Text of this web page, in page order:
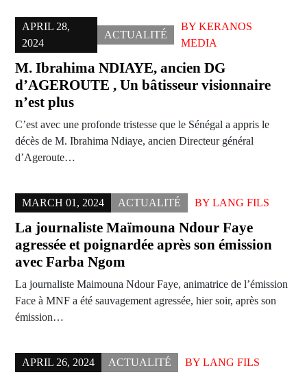
APRIL 28,
2024
ACTUALITÉ
BYKERANOS
MEDIA
M. Ibrahima NDIAYE, ancien DG
d’AGEROUTE , Un bâtisseur visionnaire
n’est plus
C’est avec une profonde tristesse que le Sénégal a appris le
décès de M. Ibrahima Ndiaye, ancien Directeur général
d’Ageroute…
MARCH 01, 2024 ACTUALITÉ BY LANG FILS
La journaliste Maïmouna Ndour Faye
agressée et poignardée après son émission
avec Farba Ngom
La journaliste Maimouna Ndour Faye, animatrice de l’émission
Face à MNF a été sauvagement agressée, hier soir, après son
émission…
APRIL 26, 2024 ACTUALITÉ BY LANG FILS